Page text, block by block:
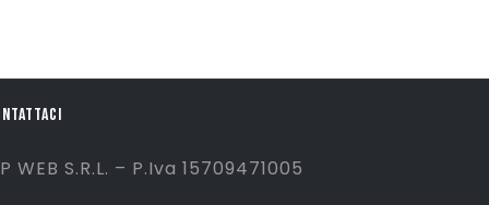
WEB S.R.L. – P.Iva 15709471005